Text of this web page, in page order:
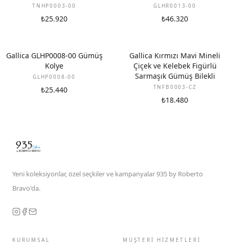
TNHP0003-00
₺25.920
GLHR0013-00
₺46.320
Gallica GLHP0008-00 Gümüş
Kolye
GLHP0008-00
₺25.440
Gallica Kırmızı Mavi Mineli
Çiçek ve Kelebek Figürlü
Sarmaşık Gümüş Bilekli
TNFB0003-CZ
₺18.480
Yeni koleksiyonlar, özel seçkiler ve kampanyalar 935 by Roberto
Bravo'da.
KURUMSAL MÜŞTERİ HİZMETLERİ